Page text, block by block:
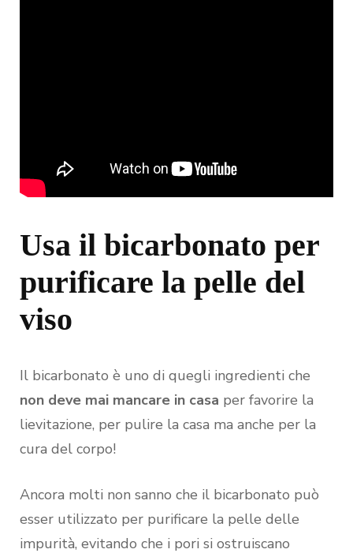
Usa il bicarbonato per
purificare la pelle del
viso
Il bicarbonato è uno di quegli ingredienti che
non deve mai mancare in casa per favorire la
lievitazione, per pulire la casa ma anche per la
cura del corpo!
Ancora molti non sanno che il bicarbonato può
esser utilizzato per purificare la pelle delle
impurità, evitando che i pori si ostruiscano